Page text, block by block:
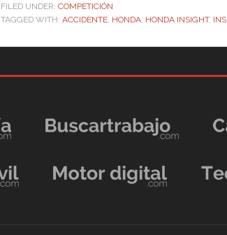
FILED UNDER: COMPETICIÓN
TAGGED WITH: ACCIDENTE, HONDA, HONDA INSIGHT,